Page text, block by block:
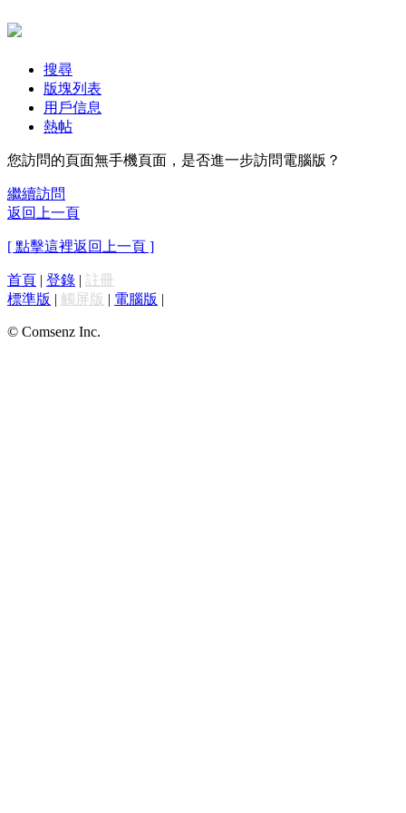
搜尋
版塊列表
用戶信息
熱帖
您訪問的頁面無手機頁面，是否進一步訪問電腦版？
繼續訪問
返回上一頁
[ 點擊這裡返回上一頁 ]
首頁 | 登錄 | 註冊
標準版 | 觸屏版 | 電腦版 |
© Comsenz Inc.